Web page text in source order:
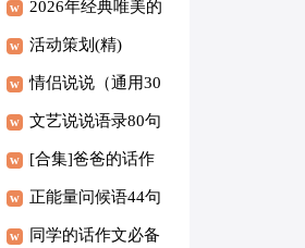
2026年经典唯美的
早安问候语短信汇
编55句
活动策划(精)
情侣说说（通用30
句）
文艺说说语录80句
[合集]爸爸的话作
文4篇
正能量问候语44句
同学的话作文必备